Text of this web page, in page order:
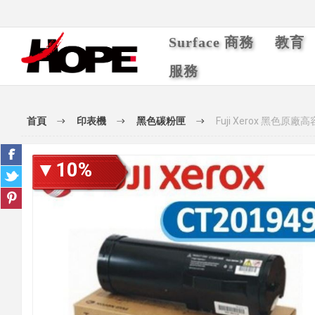
Surface 商務
教育
服務
首頁 印表機 黑色碳粉匣 Fuji Xerox 黑色原廠
▼10%